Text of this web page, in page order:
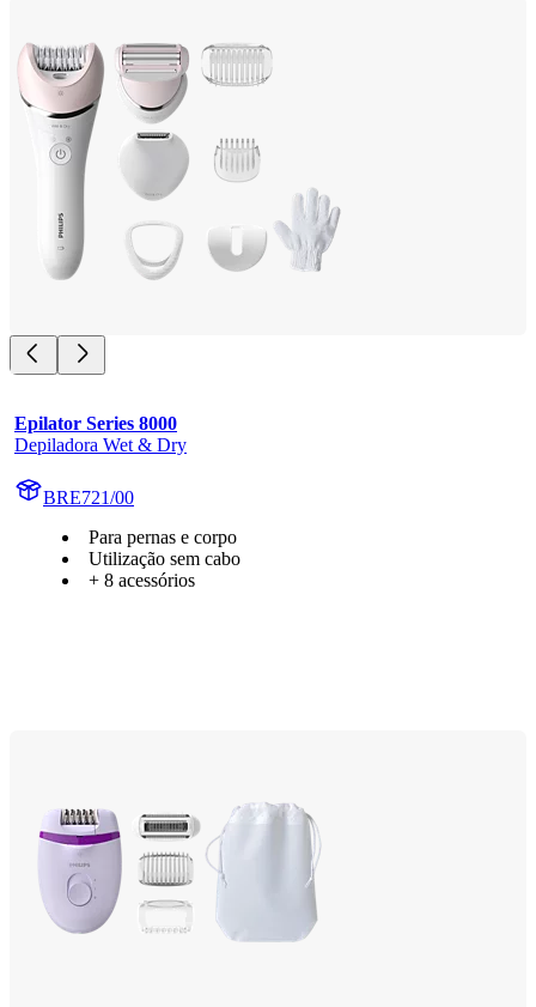
Epilator Series 8000
Depiladora Wet & Dry
BRE721/00
Para pernas e corpo
Utilização sem cabo
+ 8 acessórios